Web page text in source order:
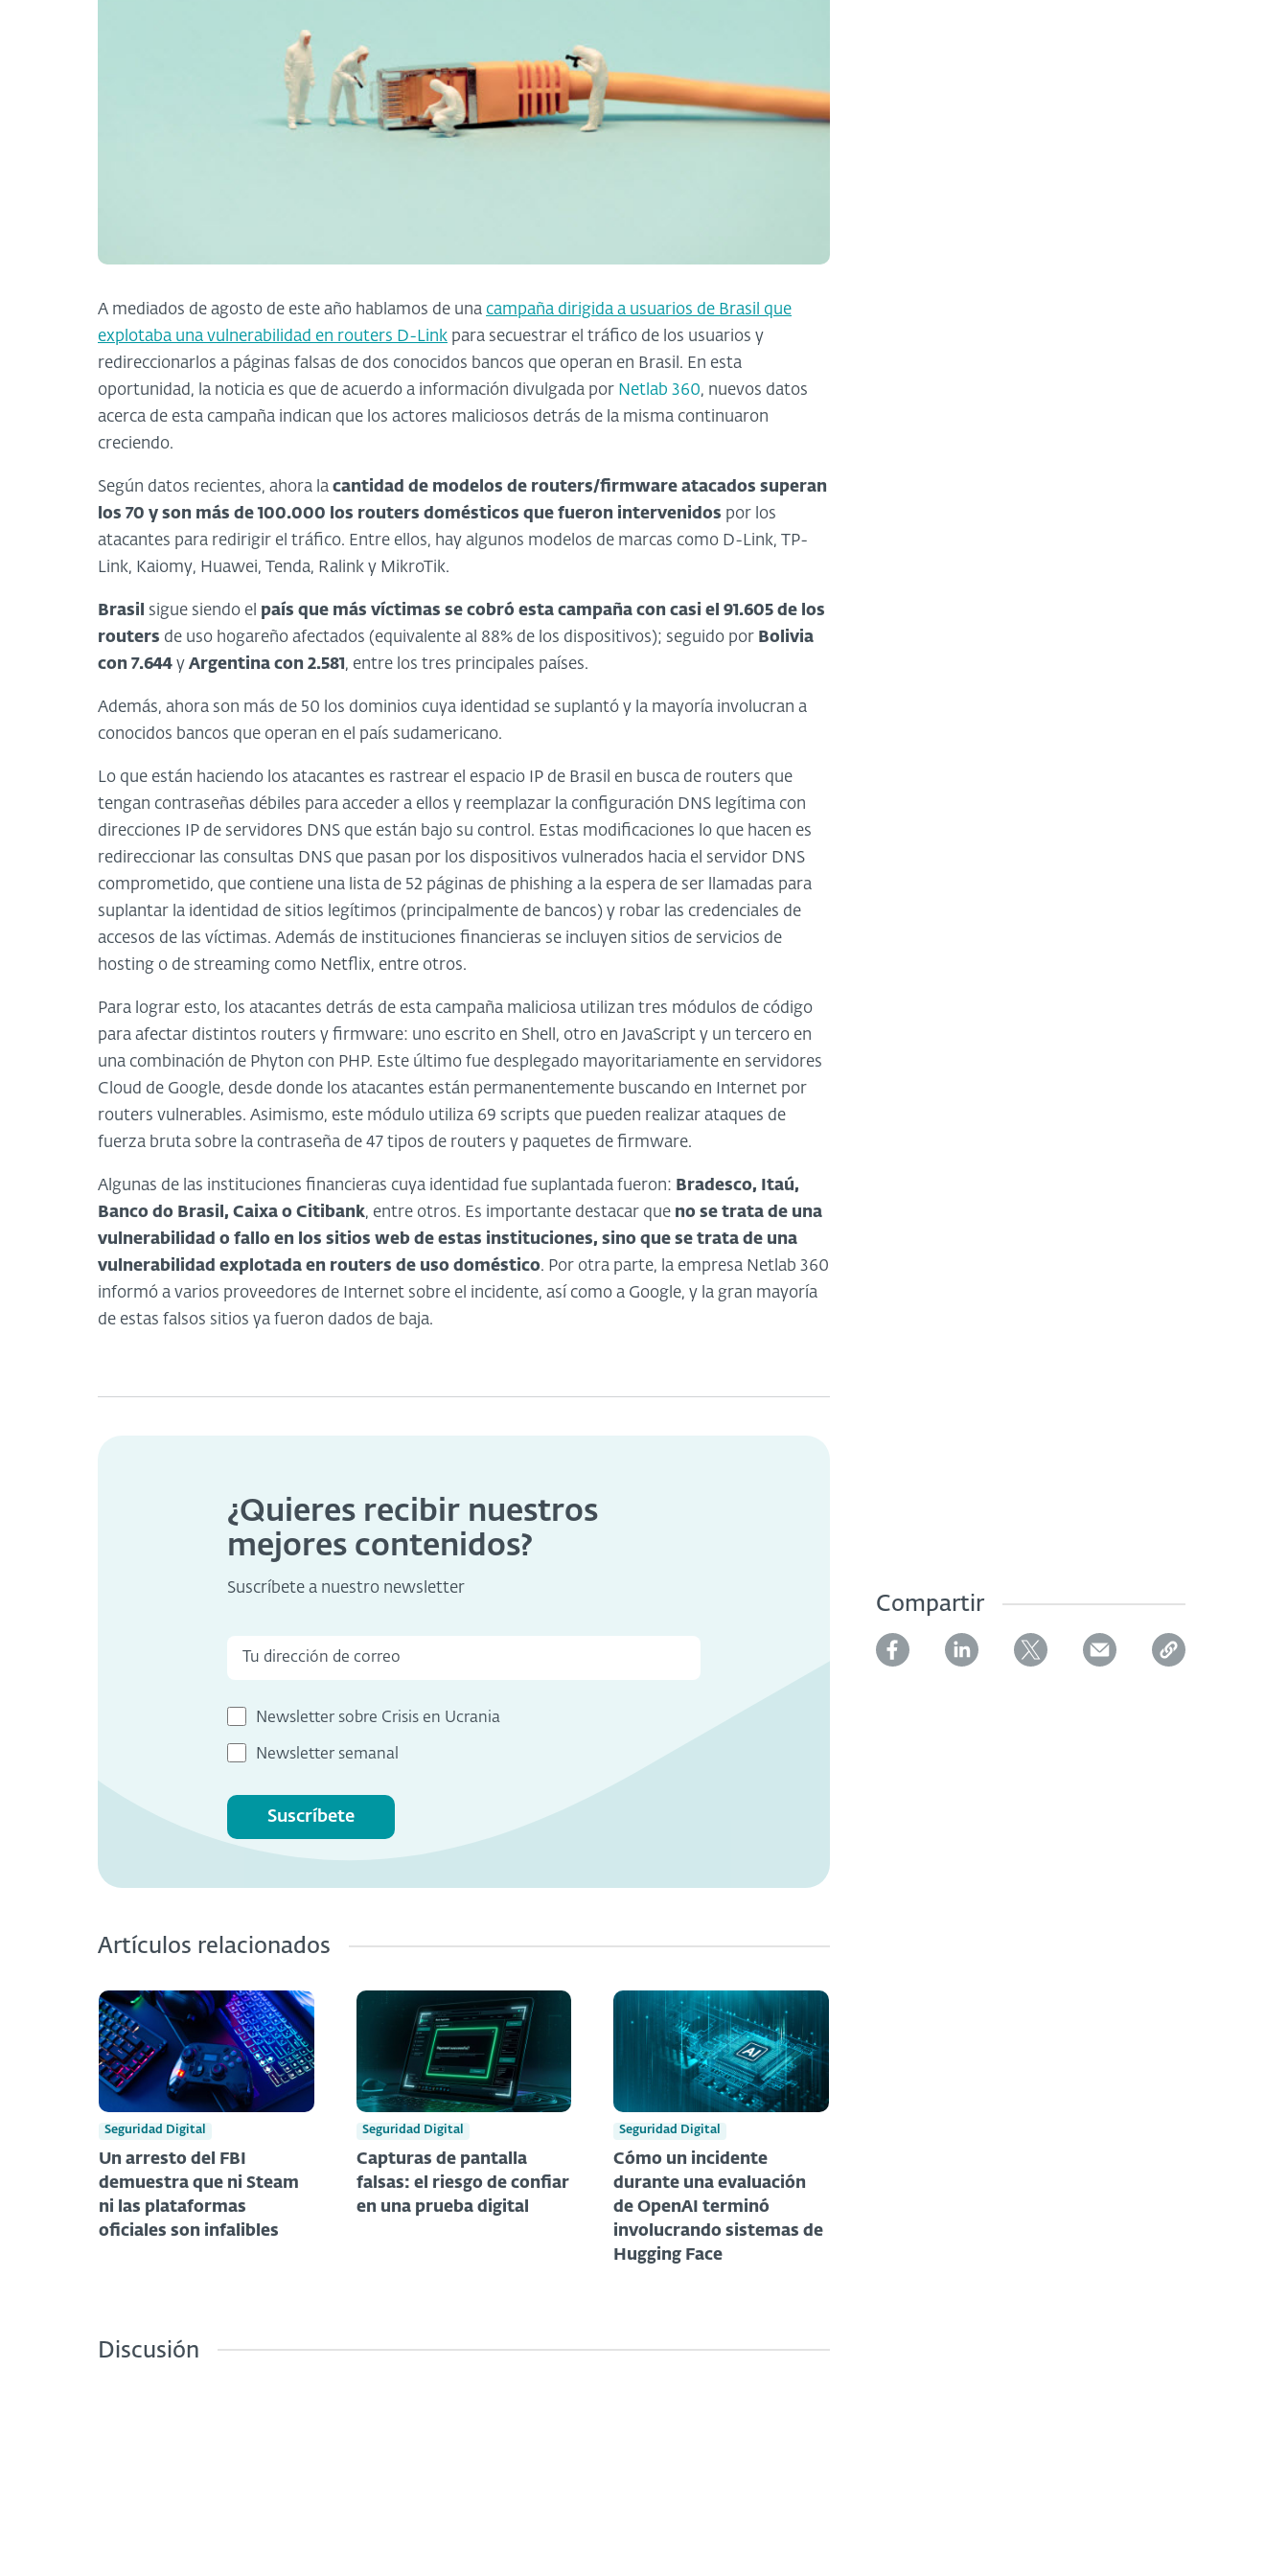
A mediados de agosto de este año hablamos de una campaña dirigida a usuarios de Brasil que
explotaba una vulnerabilidad en routers D-Link para secuestrar el tráfico de los usuarios y
redireccionarlos a páginas falsas de dos conocidos bancos que operan en Brasil. En esta
oportunidad, la noticia es que de acuerdo a información divulgada por Netlab 360, nuevos datos
acerca de esta campaña indican que los actores maliciosos detrás de la misma continuaron
creciendo.
Según datos recientes, ahora la cantidad de modelos de routers/firmware atacados superan
los 70 y son más de 100.000 los routers domésticos que fueron intervenidos por los
atacantes para redirigir el tráfico. Entre ellos, hay algunos modelos de marcas como D-Link, TP-
Link, Kaiomy, Huawei, Tenda, Ralink y MikroTik.
Brasil sigue siendo el país que más víctimas se cobró esta campaña con casi el 91.605 de los
routers de uso hogareño afectados (equivalente al 88% de los dispositivos); seguido por Bolivia
con 7.644 y Argentina con 2.581 , entre los tres principales países.
Además, ahora son más de 50 los dominios cuya identidad se suplantó y la mayoría involucran a
conocidos bancos que operan en el país sudamericano.
Lo que están haciendo los atacantes es rastrear el espacio IP de Brasil en busca de routers que
tengan contraseñas débiles para acceder a ellos y reemplazar la configuración DNS legítima con
direcciones IP de servidores DNS que están bajo su control. Estas modificaciones lo que hacen es
redireccionar las consultas DNS que pasan por los dispositivos vulnerados hacia el servidor DNS
comprometido, que contiene una lista de 52 páginas de phishing a la espera de ser llamadas para
suplantar la identidad de sitios legítimos (principalmente de bancos) y robar las credenciales de
accesos de las víctimas. Además de instituciones financieras se incluyen sitios de servicios de
hosting o de streaming como Netflix, entre otros.
Para lograr esto, los atacantes detrás de esta campaña maliciosa utilizan tres módulos de código
para afectar distintos routers y firmware: uno escrito en Shell, otro en JavaScript y un tercero en
una combinación de Phyton con PHP. Este último fue desplegado mayoritariamente en servidores
Cloud de Google, desde donde los atacantes están permanentemente buscando en Internet por
routers vulnerables. Asimismo, este módulo utiliza 69 scripts que pueden realizar ataques de
fuerza bruta sobre la contraseña de 47 tipos de routers y paquetes de firmware.
Algunas de las instituciones financieras cuya identidad fue suplantada fueron: Bradesco, Itaú,
Banco do Brasil, Caixa o Citibank, entre otros. Es importante destacar que no se trata de una
vulnerabilidad o fallo en los sitios web de estas instituciones, sino que se trata de una
vulnerabilidad explotada en routers de uso doméstico. Por otra parte, la empresa Netlab 360
informó a varios proveedores de Internet sobre el incidente, así como a Google, y la gran mayoría
de estas falsos sitios ya fueron dados de baja.
¿Quieres recibir nuestros
mejores contenidos?
Suscríbete a nuestro newsletter
Newsletter sobre Crisis en Ucrania
Newsletter semanal
Suscríbete
Artículos relacionados
Seguridad Digital
Un arresto del FBI
demuestra que ni Steam
ni las plataformas
oficiales son infalibles
Seguridad Digital
Capturas de pantalla
falsas: el riesgo de confiar
en una prueba digital
Seguridad Digital
Cómo un incidente
durante una evaluación
de OpenAI terminó
involucrando sistemas de
Hugging Face
Compartir
Discusión